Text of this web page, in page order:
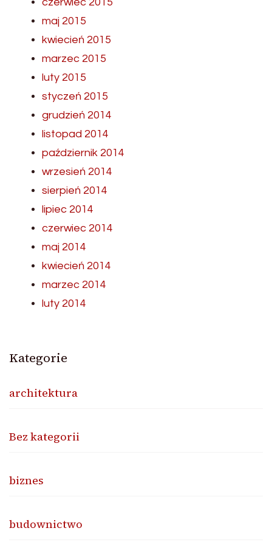
maj 2015
kwiecień 2015
marzec 2015
luty 2015
styczeń 2015
grudzień 2014
listopad 2014
październik 2014
wrzesień 2014
sierpień 2014
lipiec 2014
czerwiec 2014
maj 2014
kwiecień 2014
marzec 2014
luty 2014
Kategorie
architektura
Bez kategorii
biznes
budownictwo